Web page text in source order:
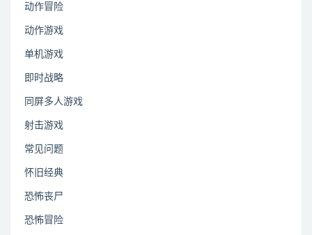
动作冒险
动作游戏
单机游戏
即时战略
同屏多人游戏
射击游戏
常见问题
怀旧经典
恐怖丧尸
恐怖冒险